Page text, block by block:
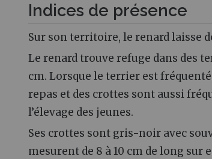
Indices de présence
Sur son territoire, le renard laisse
Le renard trouve refuge dans des
cm. Lorsque le terrier est
repas et des crottes sont aussi
l’élevage des jeunes.
Ses crottes sont gris-noir avec
mesurent de 8 à 10 cm de long sur